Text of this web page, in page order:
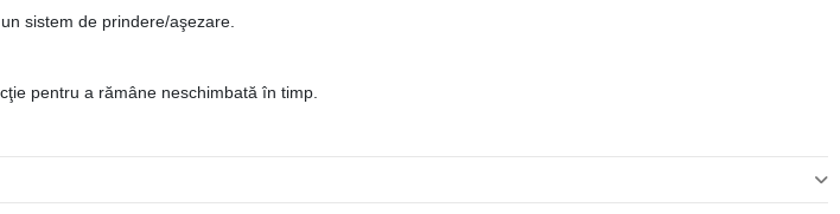
sistem de prindere/aşezare.
pentru a rămâne neschimbată în timp.